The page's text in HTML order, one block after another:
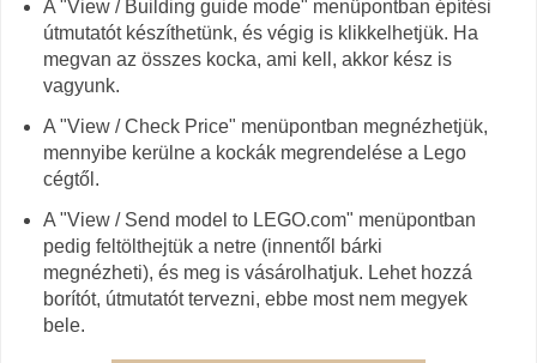
A "View / Building guide mode" menüpontban építési
útmutatót készíthetünk, és végig is klikkelhetjük. Ha
megvan az összes kocka, ami kell, akkor kész is
vagyunk.
A "View / Check Price" menüpontban megnézhetjük,
mennyibe kerülne a kockák megrendelése a Lego
cégtől.
A "View / Send model to LEGO.com" menüpontban
pedig feltölthejtük a netre (innentől bárki
megnézheti), és meg is vásárolhatjuk. Lehet hozzá
borítót, útmutatót tervezni, ebbe most nem megyek
bele.